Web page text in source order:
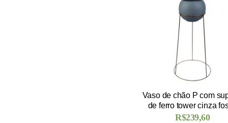
Vaso de chão P com
de ferro tower cinza
R$239,60